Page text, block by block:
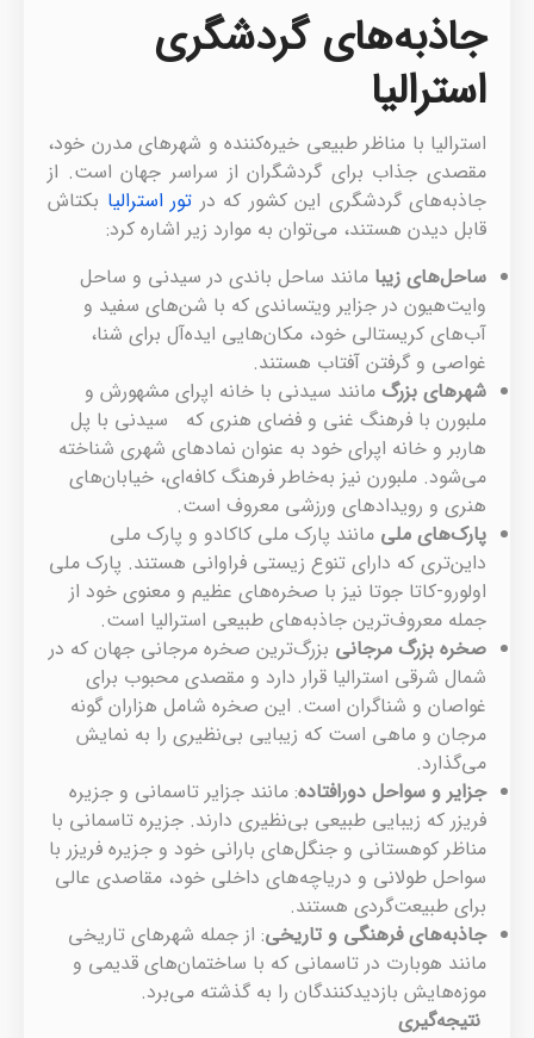
جاذبه‌های گردشگری
استرالیا
استرالیا با مناظر طبیعی خیره‌کننده و شهرهای مدرن خود،
مقصدی جذاب برای گردشگران از سراسر جهان است. از
جاذبه‌های گردشگری این کشور که در تور استرالیا بکتاش
قابل دیدن هستند، می‌توان به موارد زیر اشاره کرد:
ساحل‌های زیبا مانند ساحل باندی در سیدنی و ساحل
وایت‌هیون در جزایر ویتساندی که با شن‌های سفید و
آب‌های کریستالی خود، مکان‌هایی ایده‌آل برای شنا،
غواصی و گرفتن آفتاب‌ هستند.
شهرهای بزرگ مانند سیدنی با خانه اپرای مشهورش و
ملبورن با فرهنگ غنی و فضای هنری که سیدنی با پل
هاربر و خانه اپرای خود به عنوان نمادهای شهری شناخته
می‌شود. ملبورن نیز به‌خاطر فرهنگ کافه‌ای، خیابان‌های
هنری و رویدادهای ورزشی معروف است.
پارک‌های ملی مانند پارک ملی کاکادو و پارک ملی
داین‌تری که دارای تنوع زیستی فراوانی هستند. پارک ملی
اولورو-کاتا جوتا نیز با صخره‌های عظیم و معنوی خود از
جمله معروف‌ترین جاذبه‌های طبیعی استرالیا است.
صخره بزرگ مرجانی بزرگ‌ترین صخره مرجانی جهان که در
شمال شرقی استرالیا قرار دارد و مقصدی محبوب برای
غواصان و شناگران است. این صخره شامل هزاران گونه
مرجان و ماهی است که زیبایی بی‌نظیری را به نمایش
می‌گذارد.
جزایر و سواحل دورافتاده: مانند جزایر تاسمانی و جزیره
فریزر که زیبایی طبیعی بی‌نظیری دارند. جزیره تاسمانی با
مناظر کوهستانی و جنگل‌های بارانی خود و جزیره فریزر با
سواحل طولانی و دریاچه‌های داخلی خود، مقاصدی عالی
برای طبیعت‌گردی هستند.
جاذبه‌های فرهنگی و تاریخی: از جمله شهرهای تاریخی
مانند هوبارت در تاسمانی که با ساختمان‌های قدیمی و
موزه‌هایش بازدیدکنندگان را به گذشته می‌برد.
نتیجه‌گیری